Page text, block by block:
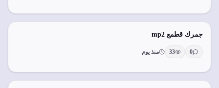
جمرك قطمع mp2
0
33 منذ يوم